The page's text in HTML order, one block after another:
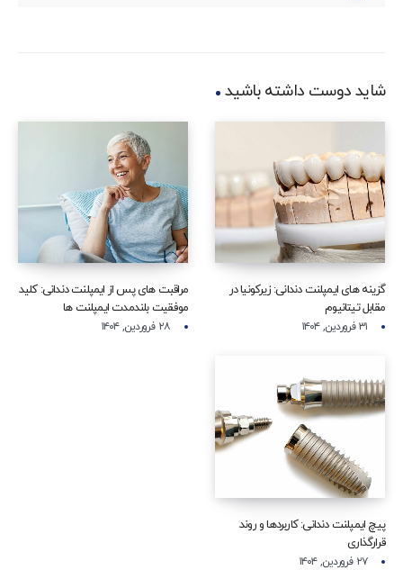
شاید دوست داشته باشید
گزینه‌ های ایمپلنت دندانی: زیرکونیا در
مقابل تیتانیوم
۳۱ فروردین, ۱۴۰۴
مراقبت‌ های پس از ایمپلنت دندانی: کلید
موفقیت بلندمدت ایمپلنت‌ ها
۲۸ فروردین, ۱۴۰۴
پیچ ایمپلنت دندانی: کاربردها و روند
قرارگذاری
۲۷ فروردین, ۱۴۰۴